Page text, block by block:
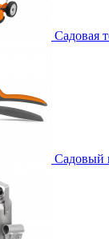
Садовая
Садовый